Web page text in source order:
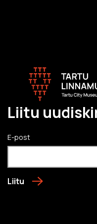
Liitu
E-post
Liitu